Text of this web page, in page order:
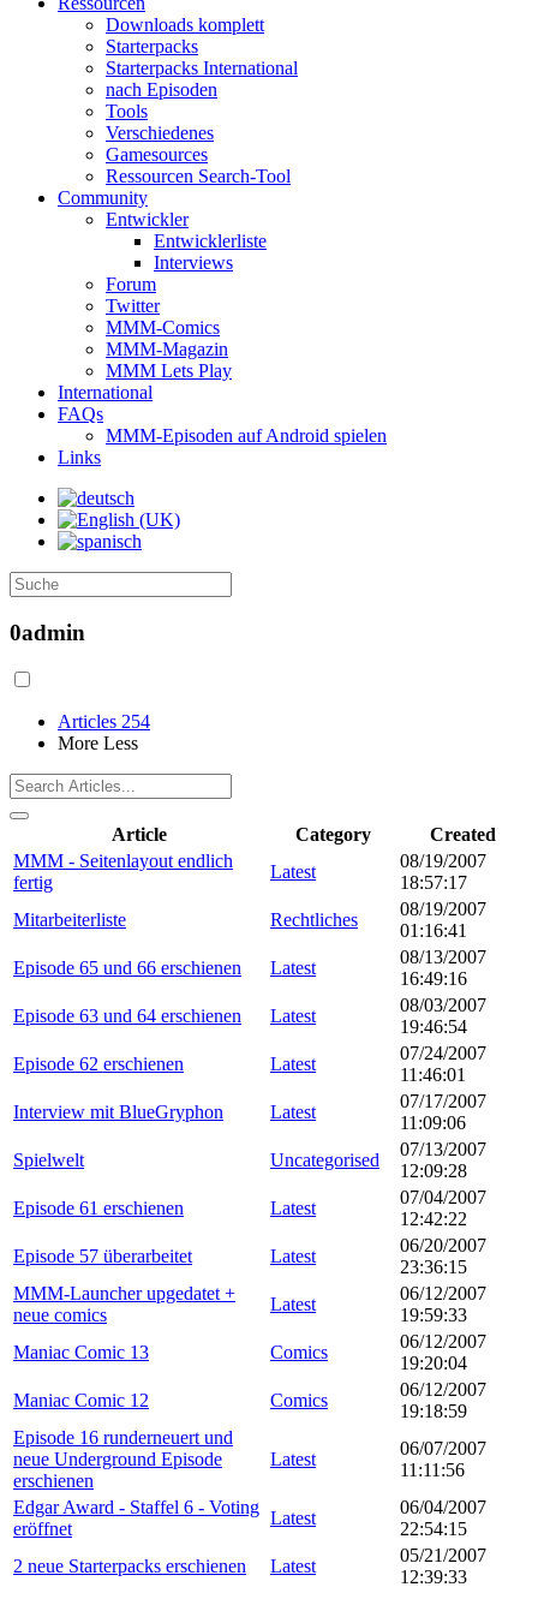
Downloads komplett
Starterpacks
Starterpacks International
nach Episoden
Tools
Verschiedenes
Gamesources
Ressourcen Search-Tool
Community
Entwickler
Entwicklerliste
Interviews
Forum
Twitter
MMM-Comics
MMM-Magazin
MMM Lets Play
International
FAQs
MMM-Episoden auf Android spielen
Links
0admin
Articles 254
More Less
Article Category
Created
MMM - Seitenlayout endlich
fertig
Latest
08/19/2007
18:57:17
Mitarbeiterliste
Rechtliches
08/19/2007
01:16:41
Episode 65 und 66 erschienen
Latest
08/13/2007
16:49:16
Episode 63 und 64 erschienen
Latest
08/03/2007
19:46:54
Episode 62 erschienen
Latest
07/24/2007
11:46:01
Interview mit BlueGryphon
Latest
07/17/2007
11:09:06
Spielwelt
Uncategorised
07/13/2007
12:09:28
Episode 61 erschienen
Latest
07/04/2007
12:42:22
Episode 57 überarbeitet
Latest
06/20/2007
23:36:15
MMM-Launcher upgedatet +
neue comics
Latest
06/12/2007
19:59:33
Maniac Comic 13
Comics
06/12/2007
19:20:04
Maniac Comic 12
Comics
06/12/2007
19:18:59
Episode 16 runderneuert und
neue Underground Episode
erschienen
Latest
06/07/2007
11:11:56
Edgar Award - Staffel 6 - Voting
eröffnet
Latest
06/04/2007
22:54:15
2 neue Starterpacks erschienen
Latest
05/21/2007
12:39:33